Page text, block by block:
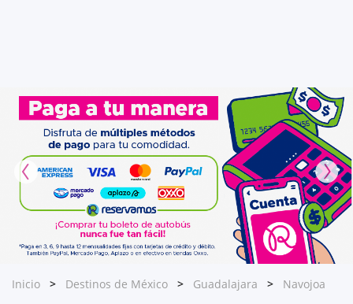
Inicio Destinos de México Guadalajara Navojoa